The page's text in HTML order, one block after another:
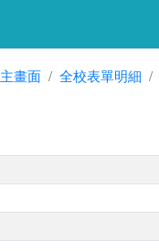
主畫面 全校表單明細